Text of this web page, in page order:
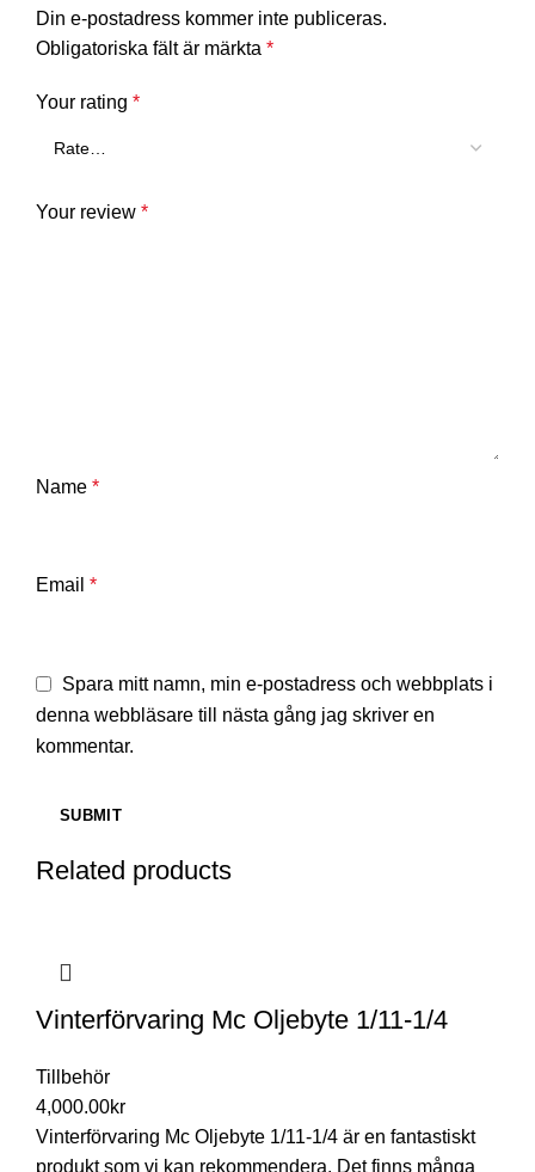
Din e-postadress kommer inte publiceras.
Obligatoriska fält är märkta *
Your rating *
Your review *
Name *
Email *
Spara mitt namn, min e-postadress och webbplats i
denna webbläsare till nästa gång jag skriver en
kommentar.
Related products
Vinterförvaring Mc Oljebyte 1/11-1/4
Tillbehör
4,000.00kr
Vinterförvaring Mc Oljebyte 1/11-1/4 är en fantastiskt
produkt som vi kan rekommendera. Det finns många